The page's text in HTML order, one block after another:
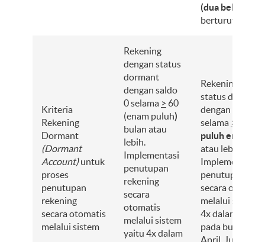
(dua belas)
berturut –
Kriteria
Rekening
Dormant
(Dormant
Account)untuk
proses
penutupan
rekening
secara otomatis
melalui sistem
Rekening
dengan status
dormant
dengan saldo
0 selama > 60
(enam puluh)
bulan atau
lebih.
Implementasi
penutupan
rekening
secara
otomatis
melalui sistem
yaitu 4x dalam
Rekening
status dormant
dengan saldo 0
selama >
puluh enam)
atau lebih.
Implementasi
penutupan
secara otomatis
melalui sistem
4x dalam 1
pada bulan
April, Juli &